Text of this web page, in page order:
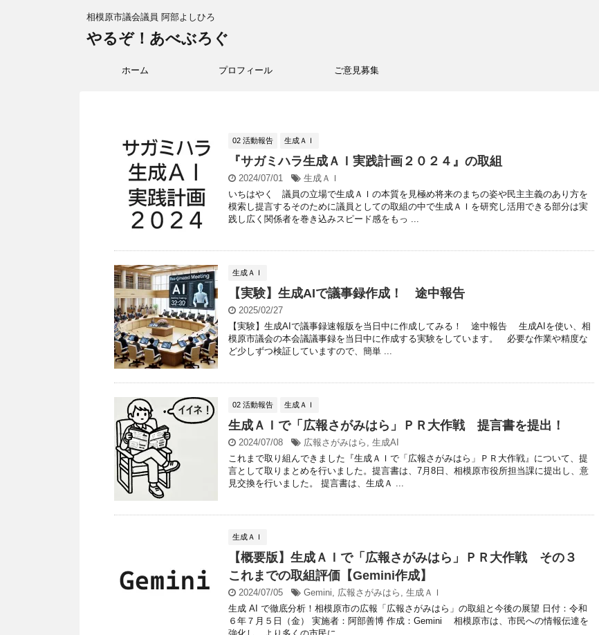
相模原市議会議員 阿部よしひろ
やるぞ！あべぶろぐ
ホーム プロフィール ご意見募集
02 活動報告 生成ＡＩ
『サガミハラ生成ＡＩ実践計画２０２４』の取組
2024/07/01
生成ＡＩ
いちはやく 議員の立場で生成ＡＩの本質を見極め将来のまちの姿や民主主義のあり方を
模索し提言するそのために議員としての取組の中で生成ＡＩを研究し活用できる部分は実
践し広く関係者を巻き込みスピード感をもっ ...
生成ＡＩ
【実験】生成AIで議事録作成！ 途中報告
2025/02/27
【実験】生成AIで議事録速報版を当日中に作成してみる！ 途中報告 生成AIを使い、相
模原市議会の本会議議事録を当日中に作成する実験をしています。 必要な作業や精度な
ど少しずつ検証していますので、簡単 ...
02 活動報告 生成ＡＩ
生成ＡＩで「広報さがみはら」ＰＲ大作戦 提言書を提出！
2024/07/08 広報さがみはら , 生成AI
これまで取り組んできました『生成ＡＩで「広報さがみはら」ＰＲ大作戦』について、提
言として取りまとめを行いました。提言書は、7月8日、相模原市役所担当課に提出し、意
見交換を行いました。 提言書は、生成Ａ ...
生成ＡＩ
【概要版】生成ＡＩで「広報さがみはら」ＰＲ大作戦 その３
これまでの取組評価【Gemini作成】
2024/07/05 Gemini, 広報さがみはら , 生成ＡＩ
生成 AI で徹底分析！相模原市の広報「広報さがみはら」の取組と今後の展望 日付：令和
６年７月５日（金） 実施者：阿部善博 作成：Gemini 相模原市は、市民への情報伝達を